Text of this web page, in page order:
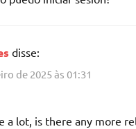
disse:
de 2025 às 01:31
a lot, is there any more